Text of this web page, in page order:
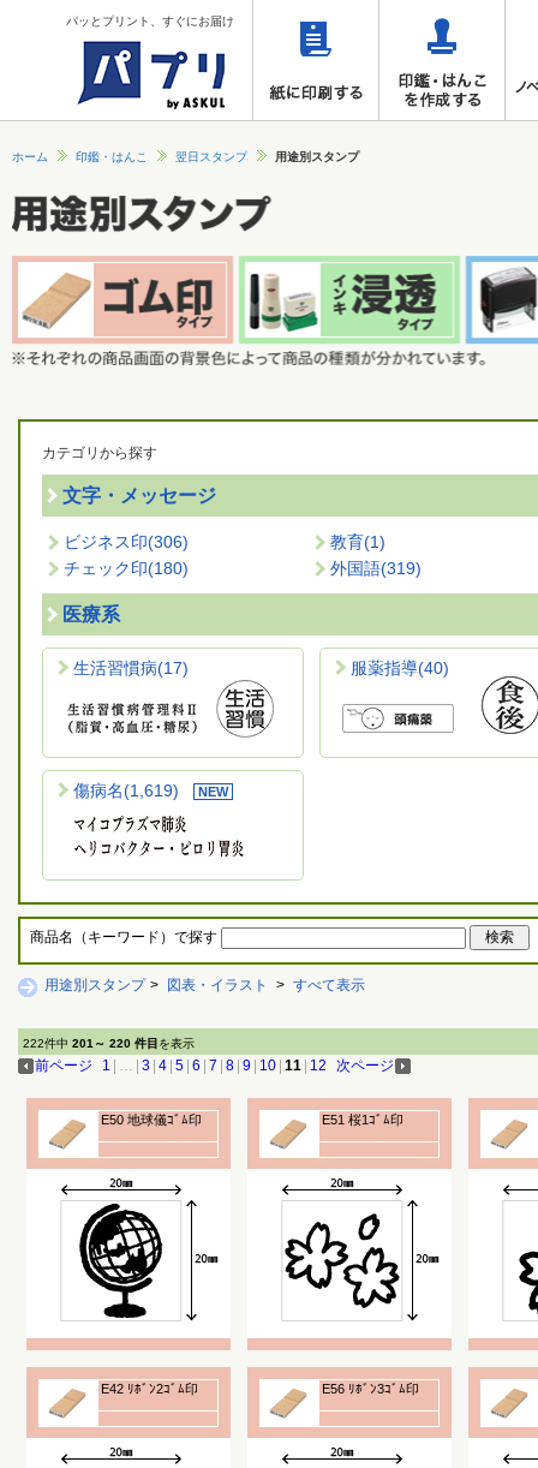
パッとプリント、すぐにお届け
ホーム 印鑑・はんこ 翌日スタンプ 用途別スタンプ
カテゴリから探す
文字・メッセージ
ビジネス印(306) 教育(1)
チェック印(180) 外国語(319)
医療系
生活習慣病(17) 服薬指導(40)
傷病名(1,619)
商品名（キーワード）で探す
用途別スタンプ > 図表・イラスト > すべて表示
222件中 201～ 220 件目 を表示
前ページ 1 … 3 4 5 6 7 8 9 10 11 12 次ページ
E50 地球儀ｺﾞﾑ印 E51 桜1ｺﾞﾑ印
E42 ﾘﾎﾞﾝ2ｺﾞﾑ印 E56 ﾘﾎﾞﾝ3ｺﾞﾑ印